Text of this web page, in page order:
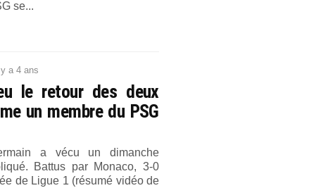
se...
a 4 ans
le retour des deux
un membre du PSG
a vécu un dimanche
Battus par Monaco, 3-0
de Ligue 1 (résumé vidéo de